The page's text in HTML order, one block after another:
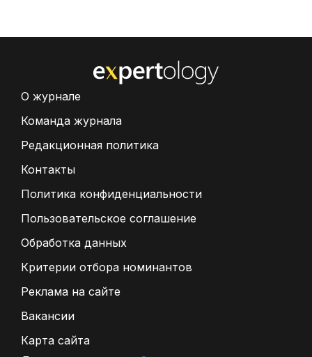
О журнале
Команда журнала
Редакционная политика
Контакты
Политика конфиденциальности
Пользовательское соглашение
Обработка данных
Критерии отбора номинантов
Реклама на сайте
Вакансии
Карта сайта